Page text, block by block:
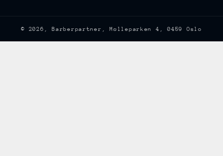
© 2026,Barberpartner , Mølleparken 4, 0459 Oslo